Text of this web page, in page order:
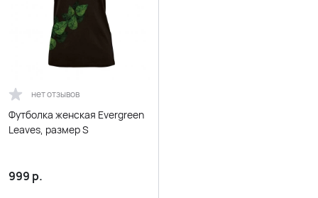
нет отзывов
Футболка женская Evergreen
Leaves, размер S
999 р.